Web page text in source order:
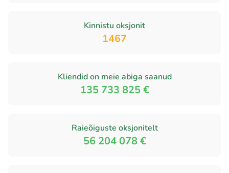
Kinnistu oksjonit
1467
Kliendid on meie abiga saanud
135 733 825 €
Raieõiguste oksjonitelt
56 204 078 €